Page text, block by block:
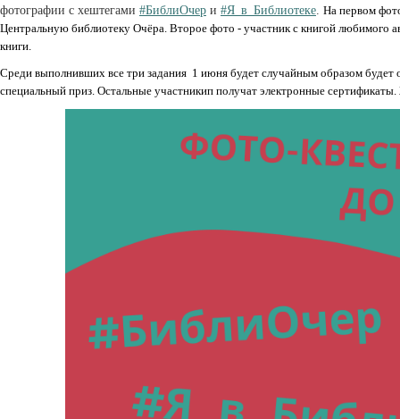
фотографии с хештегами #БиблиОчер и #Я_в_Библиотеке. На первом
Центральную библиотеку Очёра. Второе фото - участник с книгой любимого
книги.
Среди выполнивших все три задания 1 июня будет случайным образом будет
специальный приз. Остальные участникип получат электронные